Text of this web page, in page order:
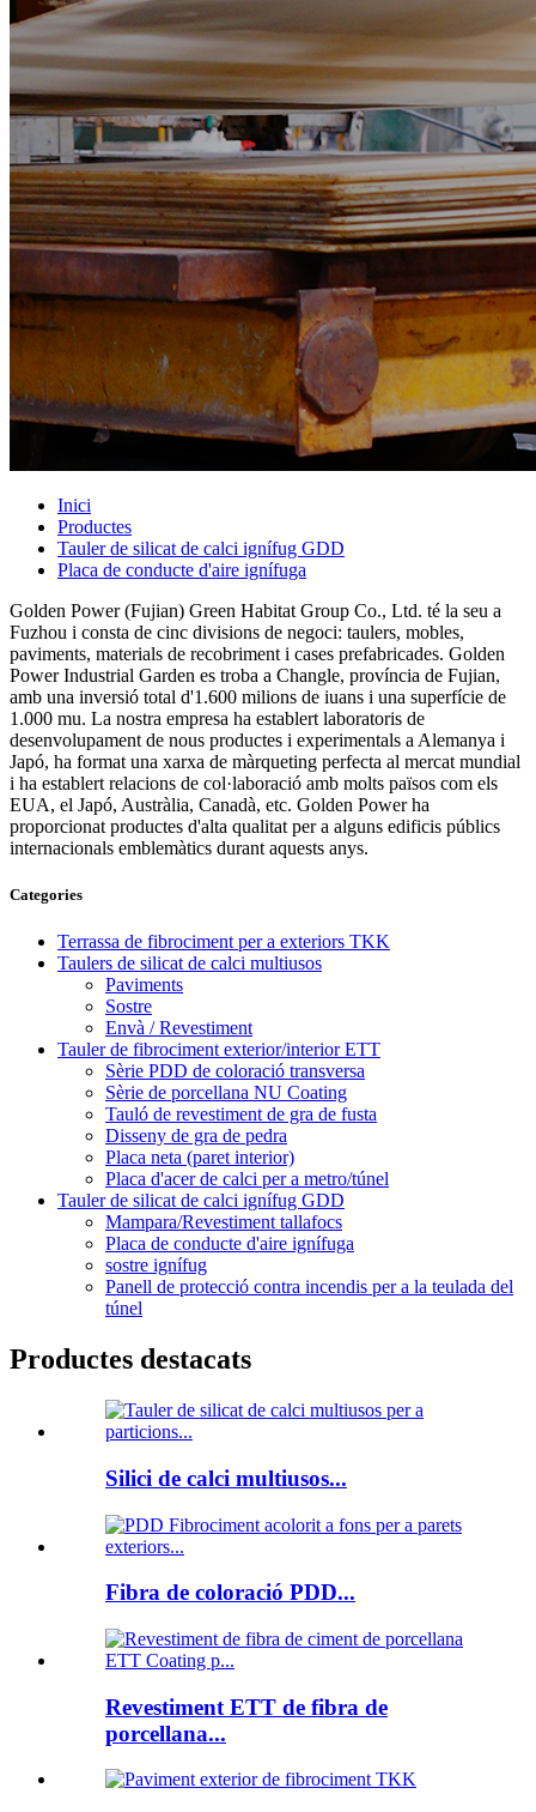
Inici
Productes
Tauler de silicat de calci ignífug GDD
Placa de conducte d'aire ignífuga
Golden Power (Fujian) Green Habitat Group Co., Ltd. té la seu a
Fuzhou i consta de cinc divisions de negoci: taulers, mobles,
paviments, materials de recobriment i cases prefabricades. Golden
Power Industrial Garden es troba a Changle, província de Fujian,
amb una inversió total d'1.600 milions de iuans i una superfície de
1.000 mu. La nostra empresa ha establert laboratoris de
desenvolupament de nous productes i experimentals a Alemanya i
Japó, ha format una xarxa de màrqueting perfecta al mercat mundial
i ha establert relacions de col·laboració amb molts països com els
EUA, el Japó, Austràlia, Canadà, etc. Golden Power ha
proporcionat productes d'alta qualitat per a alguns edificis públics
internacionals emblemàtics durant aquests anys.
Categories
Terrassa de fibrociment per a exteriors TKK
Taulers de silicat de calci multiusos
Paviments
Sostre
Envà / Revestiment
Tauler de fibrociment exterior/interior ETT
Sèrie PDD de coloració transversa
Sèrie de porcellana NU Coating
Tauló de revestiment de gra de fusta
Disseny de gra de pedra
Placa neta (paret interior)
Placa d'acer de calci per a metro/túnel
Tauler de silicat de calci ignífug GDD
Mampara/Revestiment tallafocs
Placa de conducte d'aire ignífuga
sostre ignífug
Panell de protecció contra incendis per a la teulada del
túnel
Productes destacats
Silici de calci multiusos...
Fibra de coloració PDD...
Revestiment ETT de fibra de
porcellana...